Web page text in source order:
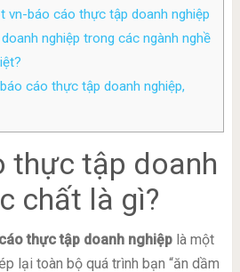
vn-báo cáo thực tập doanh nghiệp
nghiệp trong các ngành nghề
cáo thực tập doanh nghiệp,
thực tập doanh
chất là gì?
thực tập doanh nghiệplà một
lại toàn bộ quá trình bạn “ăn dầm